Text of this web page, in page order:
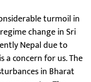
turmoil in
change in Sri
Nepal due to
concern for us. The
in Bharat